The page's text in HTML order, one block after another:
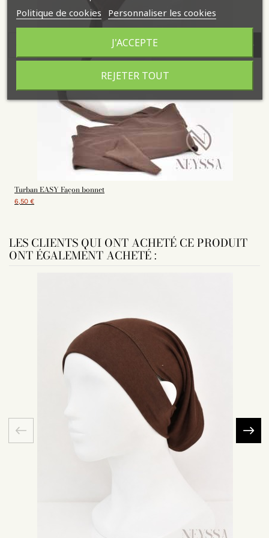
Turban EASY Façon bonnet
6,50 €
LES CLIENTS QUI ONT ACHETÉ CE PRODUIT
ONT ÉGALEMENT ACHETÉ :
Politique de cookies Personnaliser les cookies
REJETER TOUT
J'ACCEPTE